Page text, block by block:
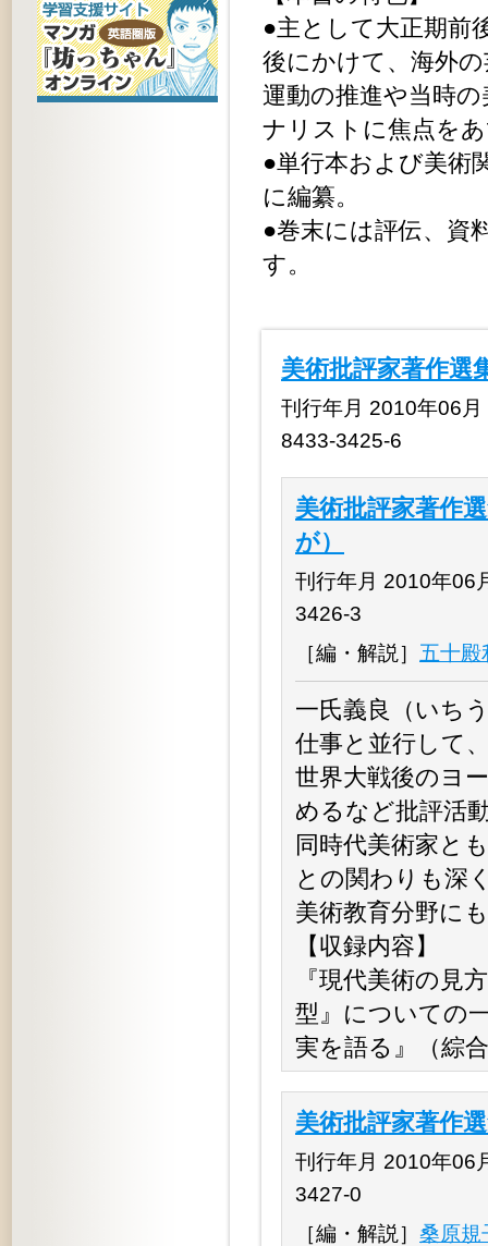
●主として大正期前
後にかけて、海外
運動の推進や当時
ナリストに焦点を
●単行本および美術
に編纂。
●巻末には評伝、資
す。
美術批評家著作
刊行年月 2010年06
8433-3425-6
美術批評家著作
が）
刊行年月 2010年06
3426-3
［編・解説］ 五十殿
一氏義良（いち
仕事と並行して
世界大戦後のヨ
めるなど批評活
同時代美術家と
との関わりも深
美術教育分野に
【収録内容】
『現代美術の見
型』についての
実を語る』（綜
美術批評家著作
刊行年月 2010年06
3427-0
［編・解説］ 桑原規